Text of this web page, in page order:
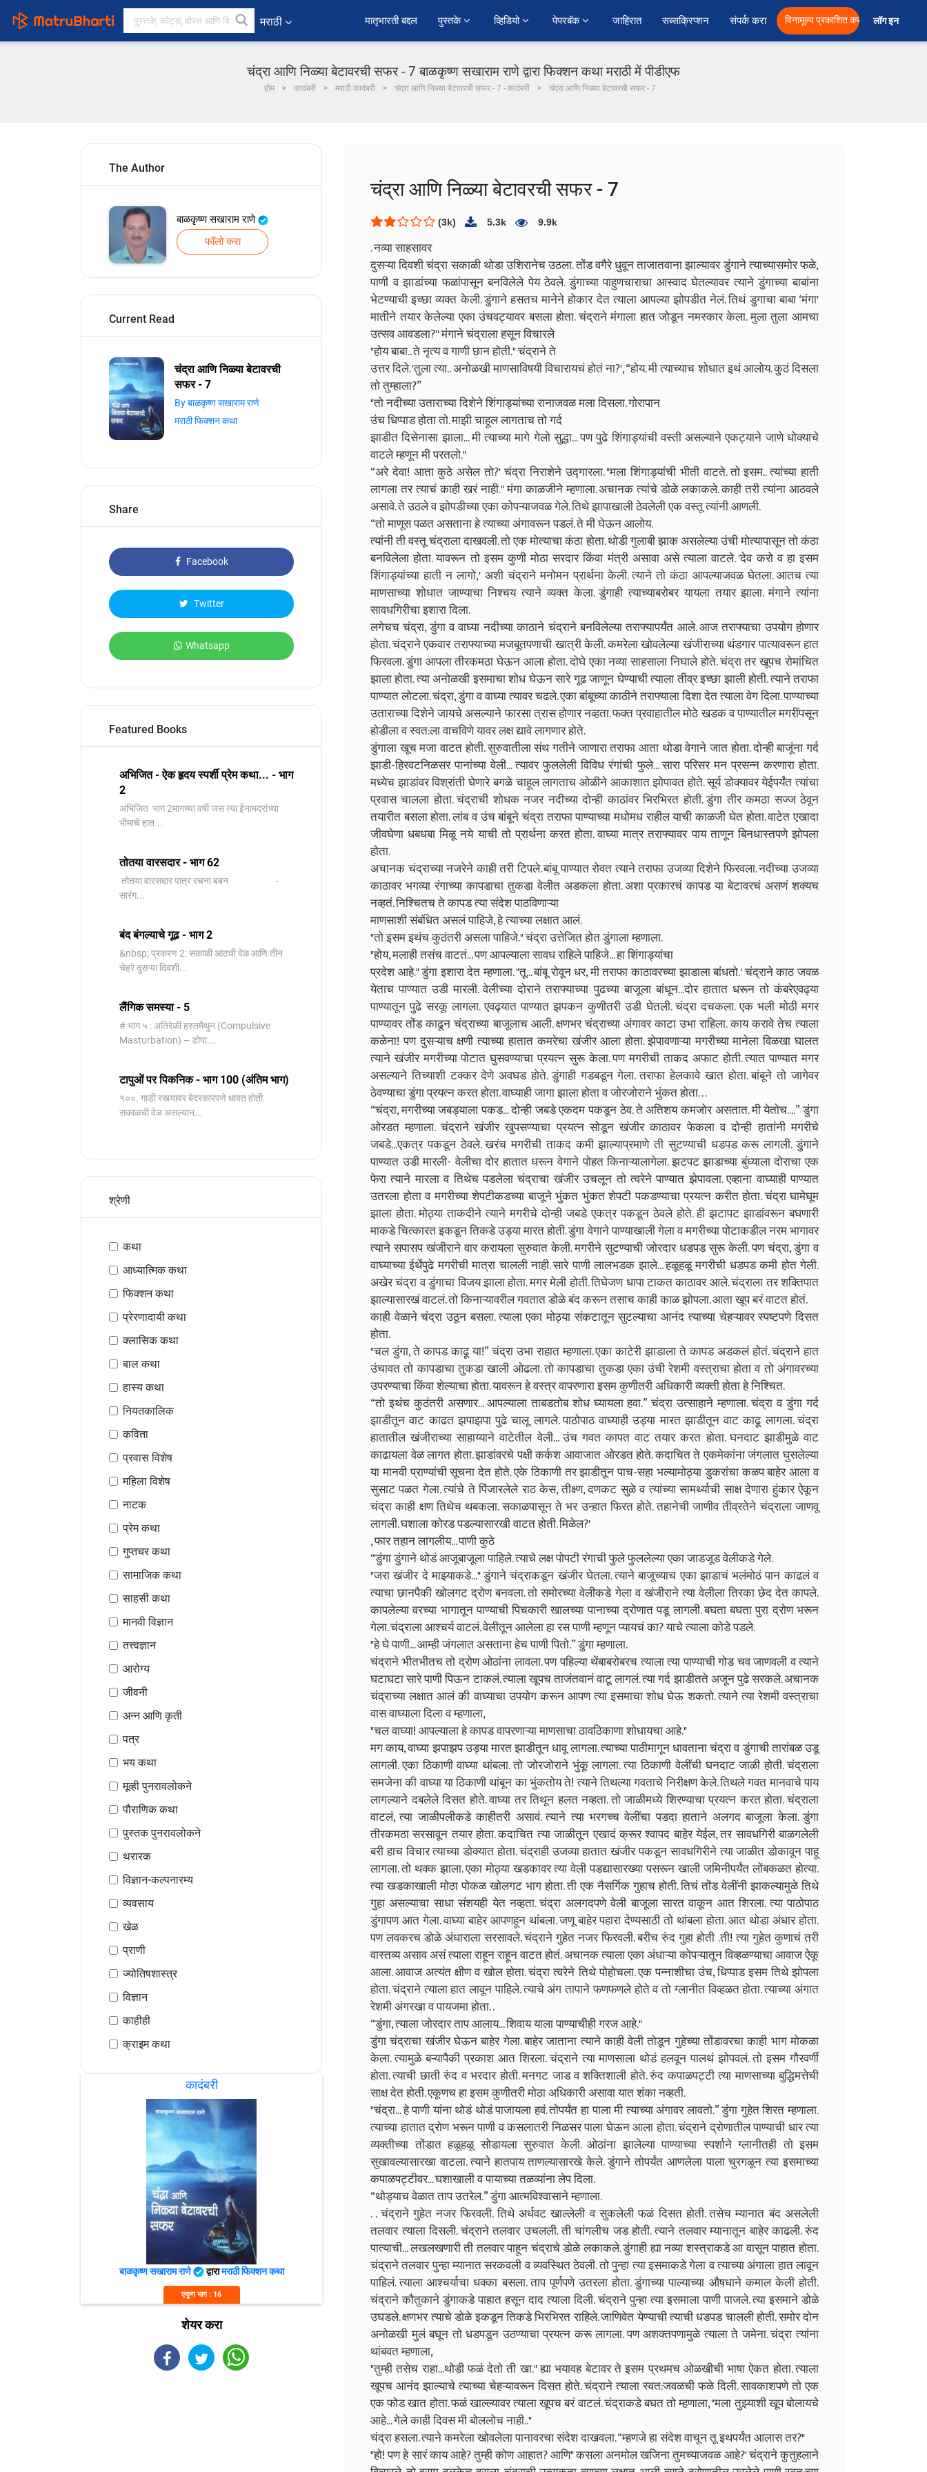
मराठी ﻿मातृभारती बद्दल पुस्तके व्हिडियो पेपरबॅक जाहिरात सब्सक्रिप्शन संपर्क करा विनामूल्य प्रकाशित करा लॉग इन
चंद्रा आणि निळ्या बेटावरची सफर - 7 बाळकृष्ण सखाराम राणे द्वारा फिक्शन कथा मराठी में पीडीएफ
होम कादंबरी मराठी कादंबरी चंद्रा आणि निळ्या बेटावरची सफर - 7 - कादंबरी चंद्रा आणि निळ्या बेटावरची सफर - 7
The Author
बाळकृष्ण सखाराम राणे
फॉलो करा
Current Read
चंद्रा आणि निळ्या बेटावरची
सफर - 7
By बाळकृष्ण सखाराम राणे
मराठी फिक्शन कथा
Share
Facebook
Twitter
Whatsapp
Featured Books
अभिजित - ऐक हृदय स्पर्शी प्रेम कथा... - भाग
2
️अभिजित ️ भाग 2मागच्या वर्षी जस त्या ईनामदरांच्या
भीमाचे हात...
तोतया वारसदार - भाग 62
तोतया वारसदार पात्र रचना बबन -
सारंग...
बंद बंगल्याचे गूढ - भाग 2
&nbsp; प्रकरण 2: सकाळी आठची वेळ आणि तीन
चेहरे दुसऱ्या दिवशी...
लैंगिक समस्या - 5
# भाग ५ : अतिरेकी हस्तमैथुन (Compulsive
Masturbation) – डोपा...
टापुओं पर पिकनिक - भाग 100 (अंतिम भाग)
१००. गाडी रस्त्यावर बेदरकारपणे धावत होती.
सकाळची वेळ असल्यान...
श्रेणी
कथा
आध्यात्मिक कथा
फिक्शन कथा
प्रेरणादायी कथा
क्लासिक कथा
बाल कथा
हास्य कथा
नियतकालिक
कविता
प्रवास विशेष
महिला विशेष
नाटक
प्रेम कथा
गुप्तचर कथा
सामाजिक कथा
साहसी कथा
मानवी विज्ञान
तत्त्वज्ञान
आरोग्य
जीवनी
अन्न आणि कृती
पत्र
भय कथा
मूव्ही पुनरावलोकने
पौराणिक कथा
पुस्तक पुनरावलोकने
थरारक
विज्ञान-कल्पनारम्य
व्यवसाय
खेळ
प्राणी
ज्योतिषशास्त्र
विज्ञान
काहीही
क्राइम कथा
कादंबरी
बाळकृष्ण सखाराम राणे द्वारामराठी फिक्शन कथा
एकूण भाग : 16
शेयर करा
चंद्रा आणि निळ्या बेटावरची सफर - 7
(3k) 5.3k 9.9k
. नव्या साहसावर
दुसऱ्या दिवशी चंद्रा सकाळी थोडा उशिरानेच उठला. तोंड वगैरे धुवून ताजातवाना झाल्यावर डुंगाने त्याच्यासमोर फळे,
पाणी व झाडांच्या फळांपासून बनविलेले पेय ठेवले. डुंगाच्या पाहुणचाराचा आस्वाद घेतल्यावर त्याने डुंगाच्या बाबांना
भेटण्याची इच्छा व्यक्त केली. डुंगाने हसतच मानेने होकार देत त्याला आपल्या झोपडीत नेलं. तिथं डुगाचा बाबा ‘मंगा'
मातीने तयार केलेल्या एका उंचवट्यावर बसला होता. चंद्राने मंगाला हात जोडून नमस्कार केला. मुला तुला आमचा
उत्सव आवडला?'' मंगाने चंद्राला हसून विचारले
"होय बाबा.. ते नृत्य व गाणी छान होती." चंद्राने ते
उत्तर दिले. 'तुला त्या.. अनोळखी माणसाविषयी विचारायचं होतं ना?', “होय. मी त्याच्याच शोधात इथं आलोय. कुठं दिसला
तो तुम्हाला?”
"तो नदीच्या उताराच्या दिशेने शिंगाड्यांच्या रानाजवळ मला दिसला. गोरापान
उंच धिप्पाड होता तो. माझी चाहूल लागताच तो गर्द
झाडीत दिसेनासा झाला... मी त्याच्या मागे गेलो सुद्धा... पण पुढे शिंगाड्यांची वस्ती असल्याने एकट्याने जाणे धोक्याचे
वाटले म्हणून मी परतलो."
“अरे देवा! आता कुठे असेल तो?' चंद्रा निराशेने उद्गारला. "मला शिंगाड्यांची भीती वाटते. तो इसम.. त्यांच्या हाती
लागला तर त्याचं काही खरं नाही." मंगा काळजीने म्हणाला. अचानक त्यांचे डोळे लकाकले. काही तरी त्यांना आठवले
असावे. ते उठले व झोपडीच्या एका कोपऱ्याजवळ गेले. तिथे झापाखाली ठेवलेली एक वस्तू त्यांनी आणली.
“तो माणूस पळत असताना हे त्याच्या अंगावरून पडलं. ते मी घेऊन आलोय.
त्यांनी ती वस्तू चंद्राला दाखवली. तो एक मोत्याचा कंठा होता. थोडी गुलाबी झाक असलेल्या उंची मोत्यापासून तो कंठा
बनविलेला होता. यावरून तो इसम कुणी मोठा सरदार किंवा मंत्री असावा असे त्याला वाटले. 'देव करो व हा इसम
शिंगाड्यांच्या हाती न लागो,' अशी चंद्राने मनोमन प्रार्थना केली. त्याने तो कंठा आपल्याजवळ घेतला. आतच त्या
माणसाच्या शोधात जाण्याचा निश्चय त्याने व्यक्त केला. डुंगाही त्याच्याबरोबर यायला तयार झाला. मंगाने त्यांना
सावधगिरीचा इशारा दिला.
लगेचच चंद्रा, डुंगा व वाघ्या नदीच्या काठाने चंद्राने बनविलेल्या तराफ्यापर्यंत आले. आज तराफ्याचा उपयोग होणार
होता. चंद्राने एकवार तराफ्याच्या मजबूतपणाची खात्री केली. कमरेला खोवलेल्या खंजीराच्या थंडगार पात्यावरून हात
फिरवला. डुंगा आपला तीरकमठा घेऊन आला होता. दोघे एका नव्या साहसाला निघाले होते. चंद्रा तर खूपच रोमांचित
झाला होता. त्या अनोळखी इसमाचा शोध घेऊन सारे गूढ जाणून घेण्याची त्याला तीव्र इच्छा झाली होती. त्याने तराफा
पाण्यात लोटला. चंद्रा, डुंगा व वाघ्या त्यावर चढले. एका बांबूच्या काठीने तराफ्याला दिशा देत त्याला वेग दिला. पाण्याच्या
उताराच्या दिशेने जायचे असल्याने फारसा त्रास होणार नव्हता. फक्त प्रवाहातील मोठे खडक व पाण्यातील मगरींपसून
होडीला व स्वत:ला वाचविणे यावर लक्ष द्यावे लागणार होते.
डुंगाला खूच मजा वाटत होती. सुरुवातीला संथ गतीने जाणारा तराफा आता थोडा वेगाने जात होता. दोन्ही बाजूंना गर्द
झाडी-हिरवटनिळसर पानांच्या वेली... त्यावर फुललेली विविध रंगांची फुले... सारा परिसर मन प्रसन्न करणारा होता.
मध्येच झाडांवर विश्रांती घेणारे बगळे चाहूल लागताच ओळीने आकाशात झोपावत होते. सूर्य डोक्यावर येईपर्यंत त्यांचा
प्रवास चालला होता. चंद्राची शोधक नजर नदीच्या दोन्ही काठांवर भिरभिरत होती. डुंगा तीर कमठा सज्ज ठेवून
तयारीत बसला होता. लांब व उंच बांबूने चंद्रा तराफा पाण्याच्या मधोमध राहील याची काळजी घेत होता. वाटेत एखादा
जीवघेणा धबधबा मिळू नये याची तो प्रार्थना करत होता. वाघ्या मात्र तराफ्यावर पाय ताणून बिनधास्तपणे झोपला
होता.
अचानक चंद्राच्या नजरेने काही तरी टिपले. बांबू पाण्यात रोवत त्याने तराफा उजव्या दिशेने फिरवला. नदीच्या उजव्या
काठावर भगव्या रंगाच्या कापडाचा तुकडा वेलीत अडकला होता. अशा प्रकारचं कापड या बेटावरचं असणं शक्यच
नव्हतं. निश्चितच ते कापड त्या संदेश पाठविणाऱ्या
माणसाशी संबंधित असलं पाहिजे, हे त्याच्या लक्षात आलं.
"तो इसम इथंच कुठंतरी असला पाहिजे." चंद्रा उत्तेजित होत डुंगाला म्हणाला.
"होय, मलाही तसंच वाटतं... पण आपल्याला सावध राहिले पाहिजे... हा शिंगाड्यांचा
प्रदेश आहे." डुंगा इशारा देत म्हणाला. "तू... बांबू रोवून धर, मी तराफा काठावरच्या झाडाला बांधतो.' चंद्राने काठ जवळ
येताच पाण्यात उडी मारली. वेलीच्या दोराने तराफ्याच्या पुढच्या बाजूला बांधून...दोर हातात धरून तो कंबरेएवढ्या
पाण्यातून पुढे सरकू लागला. एवढ्यात पाण्यात झपकन कुणीतरी उडी घेतली. चंद्रा दचकला. एक भली मोठी मगर
पाण्यावर तोंड काढून चंद्राच्या बाजूलाच आली. क्षणभर चंद्राच्या अंगावर काटा उभा राहिला. काय करावे तेच त्याला
कळेना! पण दुसऱ्याच क्षणी त्याच्या हातात कमरेचा खंजीर आला होता. झेपावणाऱ्या मगरीच्या मानेला विळखा घालत
त्याने खंजीर मगरीच्या पोटात घुसवण्याचा प्रयत्न सुरू केला. पण मगरीची ताकद अफाट होती. त्यात पाण्यात मगर
असल्याने तिच्याशी टक्कर देणे अवघड होते. डुंगाही गडबडून गेला. तराफा हेलकावे खात होता. बांबूने तो जागेवर
ठेवण्याचा डुंगा प्रयत्न करत होता. वाघ्याही जागा झाला होता व जोरजोराने भुंकत होता. . .
“चंद्रा, मगरीच्या जबड्याला पकड... दोन्ही जबडे एकदम पकडून ठेव. ते अतिशय कमजोर असतात. मी येतोच....” डुंगा
ओरडत म्हणाला. चंद्राने खंजीर खुपसण्याचा प्रयत्न सोडून खंजीर काठावर फेकला व दोन्ही हातांनी मगरीचे
जबडे...एकत्र पकडून ठेवले. खरंच मगरीची ताकद कमी झाल्याप्रमाणे ती सुटण्याची धडपड करू लागली. डुंगाने
पाण्यात उडी मारली- वेलीचा दोर हातात धरून वेगाने पोहत किनाऱ्यालागेला. झटपट झाडाच्या बुंध्याला दोराचा एक
फेरा त्याने मारला व तिथेच पडलेला चंद्राचा खंजीर उचलून तो त्वरेने पाण्यात झेपावला. एव्हाना वाघ्याही पाण्यात
उतरला होता व मगरीच्या शेपटीकडच्या बाजूने भुंकत भुंकत शेपटी पकडण्याचा प्रयत्न करीत होता. चंद्रा घामेघूम
झाला होता. मोठ्या ताकदीने त्याने मगरीचे दोन्ही जबडे एकत्र पकडून ठेवले होते. ही झटापट झाडांवरून बघणारी
माकडे चित्कारत इकडून तिकडे उड्या मारत होती. डुंगा वेगाने पाण्याखाली गेला व मगरीच्या पोटाकडील नरम भागावर
त्याने सपासप खंजीराने वार करायला सुरुवात केली. मगरीने सुटण्याची जोरदार धडपड सुरू केली. पण चंद्रा, डुंगा व
वाघ्याच्या ईर्थेपुढे मगरीची मात्रा चालली नाही. सारे पाणी लालभडक झाले... हळूहळू मगरीची धडपड कमी होत गेली.
अखेर चंद्रा व डुंगाचा विजय झाला होता. मगर मेली होती. तिघेजण धापा टाकत काठावर आले. चंद्राला तर शक्तिपात
झाल्यासारखं वाटलं. तो किनाऱ्यावरील गवतात डोळे बंद करून तसाच काही काळ झोपला. आता खूप बरं वाटत होतं.
काही वेळाने चंद्रा उठून बसला. त्याला एका मोठ्या संकटातून सुटल्याचा आनंद त्याच्या चेहऱ्यावर स्पष्टपणे दिसत
होता.
"चल डुंगा, ते कापड काढू या!” चंद्रा उभा राहात म्हणाला. एका काटेरी झाडाला ते कापड अडकलं होतं. चंद्राने हात
उंचावत तो कापडाचा तुकडा खाली ओढला. तो कापडाचा तुकडा एका उंची रेशमी वस्त्राचा होता व तो अंगावरच्या
उपरण्याचा किंवा शेल्याचा होता. यावरून हे वस्त्र वापरणारा इसम कुणीतरी अधिकारी व्यक्ती होता हे निश्चित.
“तो इथंच कुठंतरी असणार... आपल्याला ताबडतोब शोध घ्यायला हवा.” चंद्रा उत्साहाने म्हणाला. चंद्रा व डुंगा गर्द
झाडीतून वाट काढत झपाझपा पुढे चालू लागले. पाठोपाठ वाघ्याही उड्या मारत झाडीतून वाट काढू लागला. चंद्रा
हातातील खंजीराच्या साहाय्याने वाटेतील वेली... उंच गवत कापत वाट तयार करत होता. घनदाट झाडीमुळे वाट
काढायला वेळ लागत होता. झाडांवरचे पक्षी कर्कश आवाजात ओरडत होते. कदाचित ते एकमेकांना जंगलात घुसलेल्या
या मानवी प्राण्यांची सूचना देत होते. एके ठिकाणी तर झाडीतून पाच-सहा भल्यामोठ्या डुकरांचा कळप बाहेर आला व
सुसाट पळत गेला. त्यांचे ते पिंजारलेले राठ केस, तीक्ष्ण, दणकट सुळे व त्यांच्या सामर्थ्याची साक्ष देणारा हुंकार ऐकून
चंद्रा काही क्षण तिथेच थबकला. सकाळपासून ते भर उन्हात फिरत होते. तहानेची जाणीव तीव्रतेने चंद्राला जाणवू
लागली. घशाला कोरड पडल्यासारखी वाटत होती. मिळेल?'
, फार तहान लागलीय... पाणी कुठे
“डुंगा डुंगाने थोडं आजूबाजूला पाहिले. त्याचे लक्ष पोपटी रंगाची फुले फुललेल्या एका जाडजूड वेलीकडे गेले.
"जरा खंजीर दे माझ्याकडे..." डुंगाने चंद्राकडून खंजीर घेतला. त्याने बाजूच्याच एका झाडाचं भलंमोठं पान काढलं व
त्याचा छानपैकी खोलगट द्रोण बनवला. तो समोरच्या वेलीकडे गेला व खंजीराने त्या वेलीला तिरका छेद देत कापले.
कापलेल्या वरच्या भागातून पाण्याची पिचकारी खालच्या पानाच्या द्रोणात पडू लागली. बघता बघता पुरा द्रोण भरून
गेला. चंद्राला आश्चर्य वाटलं. वेलीतून आलेला हा रस पाणी म्हणून प्यायचं का? याचे त्याला कोडे पडले.
"हे घे पाणी... आम्ही जंगलात असताना हेच पाणी पितो.” डुंगा म्हणाला.
चंद्राने भीतभीतच तो द्रोण ओठांना लावला. पण पहिल्या थेंबाबरोबरच त्याला त्या पाण्याची गोड चव जाणवली व त्याने
घटाघटा सारे पाणी पिऊन टाकलं. त्याला खूपच ताजंतवानं वाटू लागलं. त्या गर्द झाडीतते अजून पुढे सरकले. अचानक
चंद्राच्या लक्षात आलं की वाघ्याचा उपयोग करून आपण त्या इसमाचा शोध घेऊ शकतो. त्याने त्या रेशमी वस्त्राचा
वास वाघ्याला दिला व म्हणाला,
"चल वाघ्या! आपल्याला हे कापड वापरणाऱ्या माणसाचा ठावठिकाणा शोधायचा आहे."
मग काय, वाघ्या झपाझप उड्या मारत झाडीतून धावू लागला. त्याच्या पाठीमागून धावताना चंद्रा व डुंगाची तारांबळ उडू
लागली. एका ठिकाणी वाघ्या थांबला. तो जोरजोराने भुंकू लागला. त्या ठिकाणी वेलींची घनदाट जाळी होती. चंद्राला
समजेना की वाघ्या या ठिकाणी थांबून का भुंकतोय ते! त्याने तिथल्या गवताचे निरीक्षण केले. तिथले गवत मानवाचे पाय
लागल्याने दबलेले दिसत होते. वाघ्या तर तिथून हलत नव्हता. तो जाळीमध्ये शिरण्याचा प्रयत्न करत होता. चंद्राला
वाटलं, त्या जाळीपलीकडे काहीतरी असावं. त्याने त्या भरगच्च वेलींचा पडदा हाताने अलगद बाजूला केला. डुंगा
तीरकमठा सरसावून तयार होता. कदाचित त्या जाळीतून एखादं क्रूर श्वापद बाहेर येईल, तर सावधगिरी बाळगलेली
बरी हाच विचार त्याच्या डोक्यात होता. चंद्राही उजव्या हातात खंजीर पकडून सावधगिरीने त्या जाळीत डोकावून पाहू
लागला. तो थक्क झाला. एका मोठ्या खडकावर त्या वेली पडद्यासारख्या पसरून खाली जमिनीपर्यंत लोंबकळत होत्या.
त्या खडकाखाली मोठा पोकळ खोलगट भाग होता. ती एक नैसर्गिक गुहाच होती. तिचं तोंड वेलींनी झाकल्यामुळे तिथे
गुहा असल्याचा साधा संशयही येत नव्हता. चंद्रा अलगदपणे वेली बाजूला सारत वाकून आत शिरला. त्या पाठोपाठ
डुंगापण आत गेला. वाघ्या बाहेर आपणहून थांबला. जणू बाहेर पहारा देण्यसाठी तो थांबला होता. आत थोडा अंधार होता.
पण लवकरच डोळे अंधाराला सरसावले. चंद्राने गुहेत नजर फिरवली. बरीच रुंद गुहा होती .ती! त्या गुहेत कुणाचं तरी
वास्तव्य असाव असं त्याला राहून राहून वाटत होतं. अचानक त्याला एका अंधाऱ्या कोपऱ्यातून विव्हळण्याचा आवाज ऐकू
आला. आवाज अत्यंत क्षीण व खोल होता. चंद्रा त्वरेने तिथे पोहोचला. एक पन्नाशीचा उंच, धिप्पाड इसम तिथे झोपला
होता. चंद्राने त्याला हात लावून पाहिले. त्याचे अंग तापाने फणफणले होते व तो ग्लानीत विव्हळत होता. त्याच्या अंगात
रेशमी अंगरखा व पायजमा होता. .
“डुंगा, त्याला जोरदार ताप आलाय... शिवाय याला पाण्याचीही गरज आहे."
डुंगा चंद्राचा खंजीर घेऊन बाहेर गेला. बाहेर जाताना त्याने काही वेली तोडून गुहेच्या तोंडावरचा काही भाग मोकळा
केला. त्यामुळे बऱ्यापैकी प्रकाश आत शिरला. चंद्राने त्या माणसाला थोडं हलवून पालथं झोपवलं. तो इसम गौरवर्णी
होता. त्याची छाती रुंद व भरदार होती. मनगट जाड व शक्तिशाली होते. रुंद कपाळपट्टी त्या माणसाच्या बुद्धिमत्तेची
साक्ष देत होती. एकूणच हा इसम कुणीतरी मोठा अधिकारी असावा यात शंका नव्हती.
"चंद्रा... हे पाणी यांना थोडं थोडं पाजायला हवं. तोपर्यंत हा पाला मी त्याच्या अंगावर लावतो.” डुंगा गुहेत शिरत म्हणाला.
त्याच्या हातात द्रोण भरून पाणी व कसलातरी निळसर पाला घेऊन आला होता. चंद्राने द्रोणातील पाण्याची धार त्या
व्यक्तीच्या तोंडात हळूहळू सोडायला सुरुवात केली. ओठांना झालेल्या पाण्याच्या स्पर्शाने ग्लानीतही तो इसम
सुखावल्यासारखा वाटला. त्याने हातपाय ताणल्यासारखे केले. डुंगाने तोपर्यंत आणलेला पाला चुरगळून त्या इसमाच्या
कपाळपट्टीवर... घशाखाली व पायाच्या तळव्यांना लेप दिला.
“थोड्याच वेळात ताप उतरेल.” डुंगा आत्मविश्वासाने म्हणाला.
. . चंद्राने गुहेत नजर फिरवली. तिथे अर्धवट खाल्लेली व सुकलेली फळं दिसत होती. तसेच म्यानात बंद असलेली
तलवार त्याला दिसली. चंद्राने तलवार उचलली. ती चांगलीच जड होती. त्याने तलवार म्यानातून बाहेर काढली. रुंद
पात्याची... लखलखणारी ती तलवार पाहून चंद्राचे डोळे लकाकले. डुंगाही ह्या नव्या शस्त्राकडे आ वासून पाहात होता.
चंद्राने तलवार पुन्हा म्यानात सरकवली व व्यवस्थित ठेवली. तो पुन्हा त्या इसमाकडे गेला व त्याच्या अंगाला हात लावून
पाहिलं. त्याला आश्चर्याचा धक्का बसला. ताप पूर्णपणे उतरला होता. डुंगाच्या पाल्याच्या औषधाने कमाल केली होती.
चंद्राने कौतुकाने डुंगाकडे पाहात हसून दाद त्याला दिली. चंद्राने पुन्हा त्या इसमाला पाणी पाजले. त्या इसमाने डोळे
उघडले. क्षणभर त्याचे डोळे इकडून तिकडे भिरभिरत राहिले. जाणिवेत येण्याची त्याची धडपड चालली होती. समोर दोन
अनोळखी मुलं बघून तो धडपडून उठण्याचा प्रयत्न करू लागला. पण अशक्तपणामुळे त्याला ते जमेना. चंद्रा त्यांना
थांबवत म्हणाला,
"तुम्ही तसेच राहा...थोडी फळं देतो ती खा." ह्या भयावह बेटावर ते इसम प्रथमच ओळखीची भाषा ऐकत होता. त्याला
खूपच आनंद झाल्याचे त्याच्या चेहऱ्यावरून दिसत होते. चंद्राने त्याला स्वत:जवळची फळे दिली. सावकाशपणे तो एक
एक फोड खात होता. फळं खाल्ल्यावर त्याला खूपच बरं वाटलं. चंद्राकडे बघत तो म्हणाला, "मला तुझ्याशी खूप बोलायचे
आहे... गेले काही दिवस मी बोललोच नाही.."
चंद्रा हसला. त्याने कमरेला खोवलेला पानावरचा संदेश दाखवला. “म्हणजे हा संदेश वाचून तू इथपर्यंत आलास तर?"
"हो! पण हे सारं काय आहे? तुम्ही कोण आहात? आणि" कसला अनमोल खजिना तुमच्याजवळ आहे?' चंद्राने कुतुहलाने